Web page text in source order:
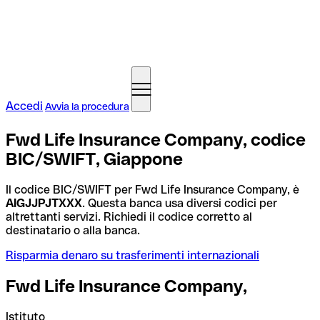
Accedi Avvia la procedura
Fwd Life Insurance Company, codice
BIC/SWIFT, Giappone
Il codice BIC/SWIFT per Fwd Life Insurance Company, è
AIGJJPJTXXX. Questa banca usa diversi codici per
altrettanti servizi. Richiedi il codice corretto al
destinatario o alla banca.
Risparmia denaro su trasferimenti internazionali
Fwd Life Insurance Company,
Istituto